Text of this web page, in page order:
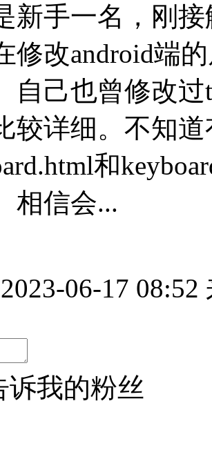
新手一名，刚
修改android端
自己也曾修改
较详细。不知
和
相信会...
2023-06-17 08:52
诉我的粉丝